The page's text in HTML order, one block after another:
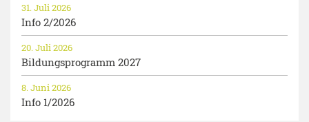
Info 2/2026
31. Juli 2026
Bildungsprogramm 2027
20. Juli 2026
Info 1/2026
8. Juni 2026